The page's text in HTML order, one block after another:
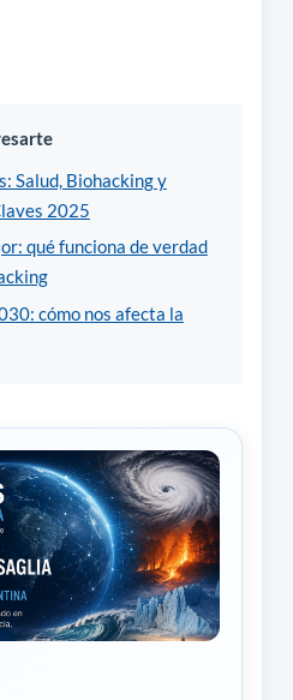
Salud, Biohacking y
2025
qué funciona de verdad
cómo nos afecta la